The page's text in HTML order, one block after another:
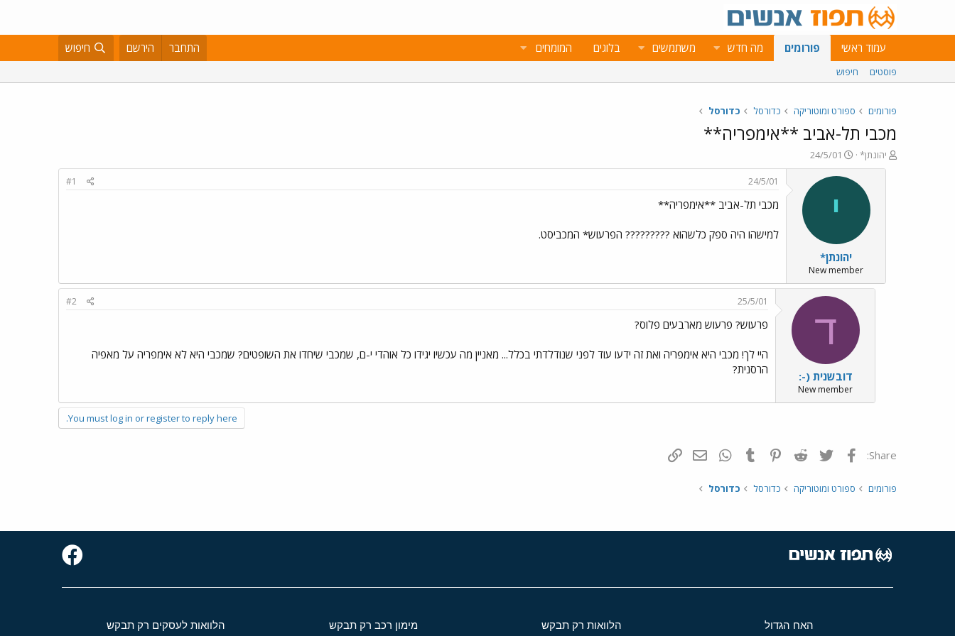
עמוד ראשי פורומים מה חדש משתמשים בלוגים המומחים התחבר הירשם חיפוש
פוסטים חיפוש
פורומים ספורט ומוטוריקה כדורסל כדורסל
מכבי תל-אביב **אימפריה**
פ
ו
יהונתן*
פ
ו
ר
א
ר
י
ך
24/5/01
י
יהונתן*
New member
24/5/01
#1
מכבי תל-אביב **אימפריה**
למישהו היה ספק כלשהוא ????????? הפרעוש* המכביסט.
ד
דובשנית (-:
New member
25/5/01
#2
פרעוש? פרעוש מארבעים פלוס?
היי לך! מכבי היא אימפריה ואת זה ידעו עוד לפני שנודלדתי בכלל... מאניין מה עכשיו יגידו כל אוהדי י-ם, שמכבי שיחדו את השופטים? שמכבי היא לא אימפריה על מאפיה
הרסנית?
You must log in or register to reply here.
Share: פייסבוק Twitter
Reddit
Pinterest
Tumblr
WhatsAppדואר אלקטרוני
פורומים ספורט ומוטוריקה כדורסל כדורסל
האח הגדול הלוואות רק תבקש מימון רכב רק תבקש הלוואות לעסקים רק תבקש